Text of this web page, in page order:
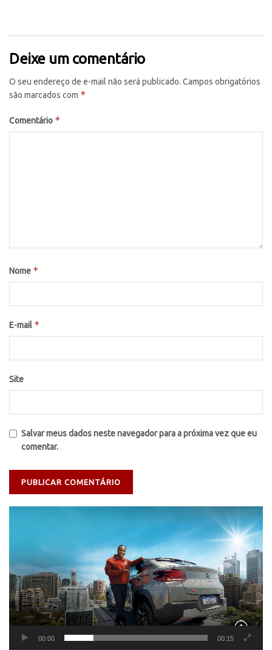
Deixe um comentário
O seu endereço de e-mail não será publicado. Campos obrigatórios
são marcados com *
Comentário *
Nome *
E-mail *
Site
Salvar meus dados neste navegador para a próxima vez que eu
comentar.
00:00 00:15